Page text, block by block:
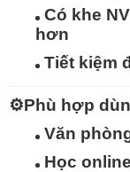
Có khe
hơn
Tiết kiệm
⚙️Phù hợp
Văn
Học